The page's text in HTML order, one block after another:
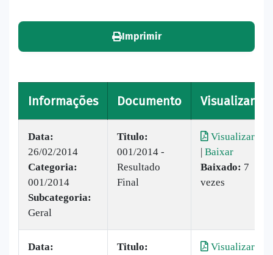
Imprimir
Informações Documento Visualizar
Data:
26/02/2014
Categoria:
001/2014
Subcategoria:
Geral
Titulo:
001/2014 -
Resultado
Final
Visualizar
| Baixar
Baixado: 7
vezes
Data:
Titulo:
Visualizar